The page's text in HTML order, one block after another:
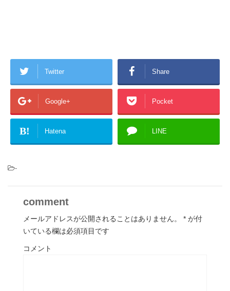
Twitter Share
Google+ Pocket
B! Hatena LINE
-
comment
メールアドレスが公開されることはありません。 * が付
いている欄は必須項目です
コメント